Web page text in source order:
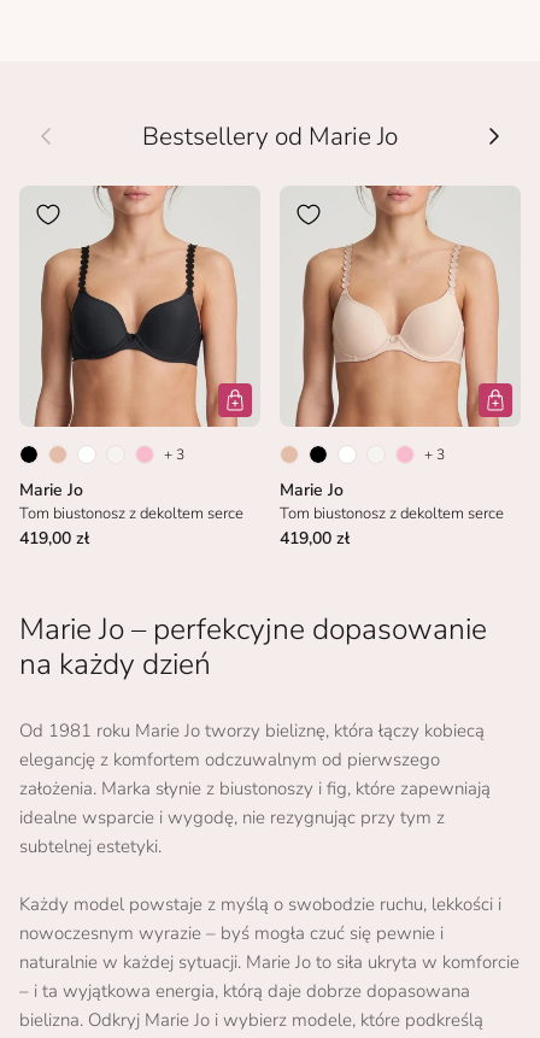
Wcześniej Bestsellery od Marie Jo
+ 3
Marie Jo
Tom biustonosz z dekoltem serce
419,00 zł
+ 3
Marie Jo
Tom biustonosz z dekoltem serce
419,00 zł
Marie Jo – perfekcyjne dopasowanie
na każdy dzień
Od 1981 roku Marie Jo tworzy bieliznę, która łączy kobiecą
elegancję z komfortem odczuwalnym od pierwszego
założenia. Marka słynie z biustonoszy i fig, które zapewniają
idealne wsparcie i wygodę, nie rezygnując przy tym z
subtelnej estetyki.
Każdy model powstaje z myślą o swobodzie ruchu, lekkości i
nowoczesnym wyrazie – byś mogła czuć się pewnie i
naturalnie w każdej sytuacji. Marie Jo to siła ukryta w komforcie
– i ta wyjątkowa energia, którą daje dobrze dopasowana
bielizna. Odkryj Marie Jo i wybierz modele, które podkreślą